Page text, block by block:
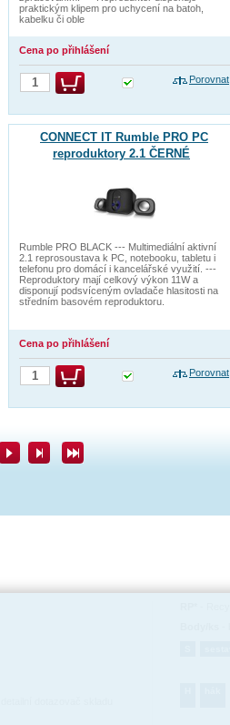
praktickým klipem pro uchycení na batoh,
kabelku či oble
Cena po přihlášení
Porovnat
CONNECT IT Rumble PRO PC
reproduktory 2.1 ČERNÉ
Rumble PRO BLACK --- Multimediální aktivní
2.1 reprosoustava k PC, notebooku, tabletu i
telefonu pro domácí i kancelářské využití. ---
Reproduktory mají celkový výkon 11W a
disponují podsvíceným ovladače hlasitosti na
středním basovém reproduktoru.
Cena po přihlášení
Porovnat